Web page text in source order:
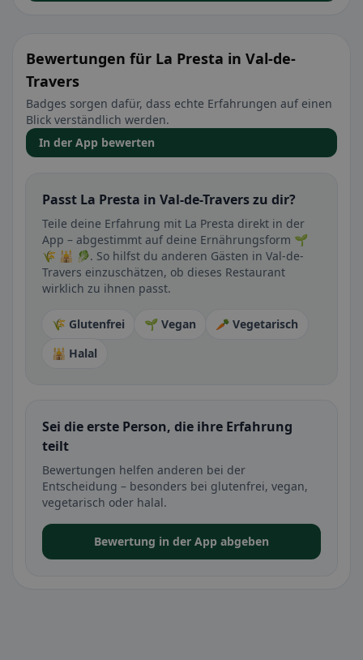
Bewertungen für La Presta in Val-de-
Travers
Badges sorgen dafür, dass echte Erfahrungen auf einen
Blick verständlich werden.
In der App bewerten
Passt La Presta in Val-de-Travers zu dir?
Teile deine Erfahrung mit La Presta direkt in der
App – abgestimmt auf deine Ernährungsform 🌱
🌾 🕌 🥬. So hilfst du anderen Gästen in Val-de-
Travers einzuschätzen, ob dieses Restaurant
wirklich zu ihnen passt.
🌾 Glutenfrei 🌱 Vegan
🥕 Vegetarisch
🕌 Halal
Sei die erste Person, die ihre Erfahrung
teilt
Bewertungen helfen anderen bei der
Entscheidung – besonders bei glutenfrei, vegan,
vegetarisch oder halal.
Bewertung in der App abgeben